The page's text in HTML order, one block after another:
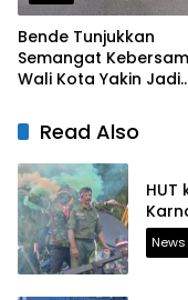
Bende Tunjukkan
Semangat
Wali Kota Yakin Jadi
LainRead Also
HUT
News